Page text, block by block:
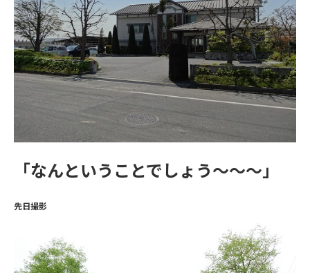
「なんということでしょう～～～」
先日撮影